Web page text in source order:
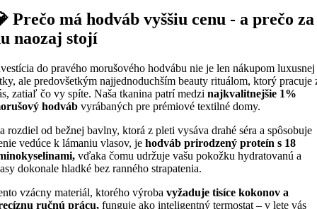
Prečo má hodváb vyššiu cenu - a prečo za
naozaj stojí
do pravého morušového hodvábu nie je len nákupom luxusnej
ale predovšetkým najjednoduchším beauty rituálom, ktorý pracuje
zatiaľ čo vy spíte. Naša tkanina patrí medzi najkvalitnejšie 1%
hodváb vyrábaných pre prémiové textilné domy.
rozdiel od bežnej bavlny, ktorá z pleti vysáva drahé séra a spôsobuje
vedúce k lámaniu vlasov, je hodváb prirodzený proteín s 18
vďaka čomu udržuje vašu pokožku hydratovanú a
dokonale hladké bez ranného strapatenia.
vzácny materiál, ktorého výroba vyžaduje tisíce kokonov a
ručnú prácu, funguje ako inteligentný termostat – v lete vás